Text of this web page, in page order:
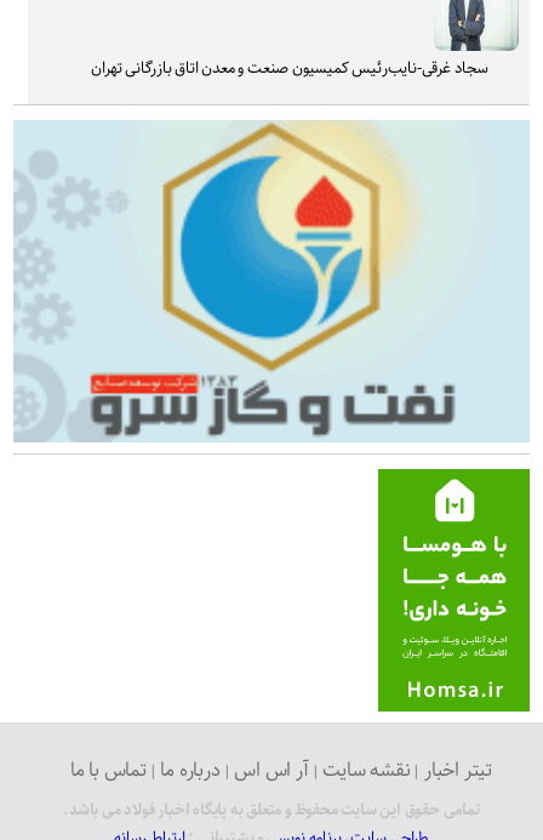
سجاد غرقی-نایب‌رئیس کمیسیون صنعت و معدن اتاق بازرگانی تهران
تیتر اخبار نقشه سایت آر اس اس درباره ما تماس با ما
تمامی حقوق این سایت محفوظ و متعلق به پایگاه اخبار فولاد می باشد.